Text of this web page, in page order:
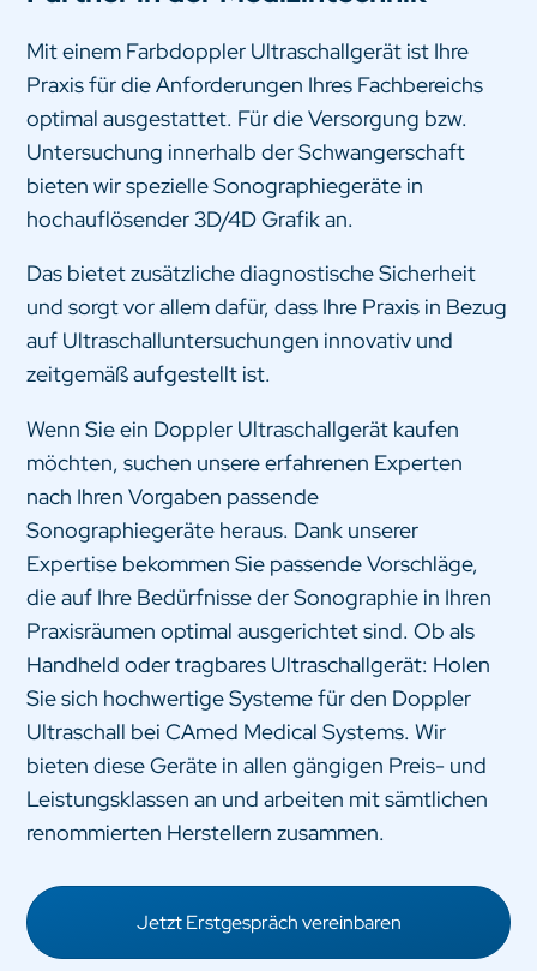
Mit einem Farbdoppler Ultraschallgerät ist Ihre
Praxis für die Anforderungen Ihres Fachbereichs
optimal ausgestattet. Für die Versorgung bzw.
Untersuchung innerhalb der Schwangerschaft
bieten wir spezielle Sonographiegeräte in
hochauflösender 3D/4D Grafik an.
Das bietet zusätzliche diagnostische Sicherheit
und sorgt vor allem dafür, dass Ihre Praxis in Bezug
auf Ultraschalluntersuchungen innovativ und
zeitgemäß aufgestellt ist.
Wenn Sie ein Doppler Ultraschallgerät kaufen
möchten, suchen unsere erfahrenen Experten
nach Ihren Vorgaben passende
Sonographiegeräte heraus. Dank unserer
Expertise bekommen Sie passende Vorschläge,
die auf Ihre Bedürfnisse der Sonographie in Ihren
Praxisräumen optimal ausgerichtet sind. Ob als
Handheld oder tragbares Ultraschallgerät: Holen
Sie sich hochwertige Systeme für den Doppler
Ultraschall bei CAmed Medical Systems. Wir
bieten diese Geräte in allen gängigen Preis- und
Leistungsklassen an und arbeiten mit sämtlichen
renommierten Herstellern zusammen.
Jetzt Erstgespräch vereinbaren